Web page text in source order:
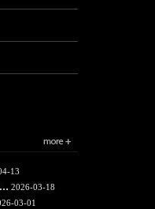
13
… 2026-03-18
03-01